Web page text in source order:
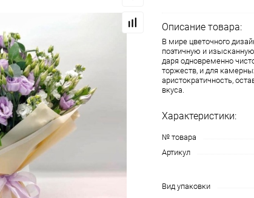
Описание товара:
В мире цветочного
поэтичную и
даря одновременно
торжеств, и для
аристократичность,
вкуса.
Характеристики:
№ товара
Артикул
Вид упаковки